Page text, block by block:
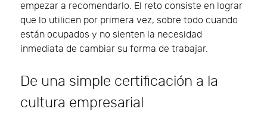
empezar a recomendarlo. El reto consiste en lograr
que lo utilicen por primera vez, sobre todo cuando
están ocupados y no sienten la necesidad
inmediata de cambiar su forma de trabajar.
De una simple certificación a la
cultura empresarial